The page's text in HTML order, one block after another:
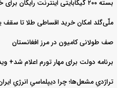
بسته ۲۰۰ گیگابایتی اینترنت رایگان برای خبرنگاران
ملّی‌گلد امکان خرید اقساطی طلا تا سقف
صف طولانی کامیون در مرز افغانستان
برنامه دولت برای مهار تورم اعلام شد+
تراژدیِ مشعل‌ها؛ چرا دیپلماسیِ انرژیِ